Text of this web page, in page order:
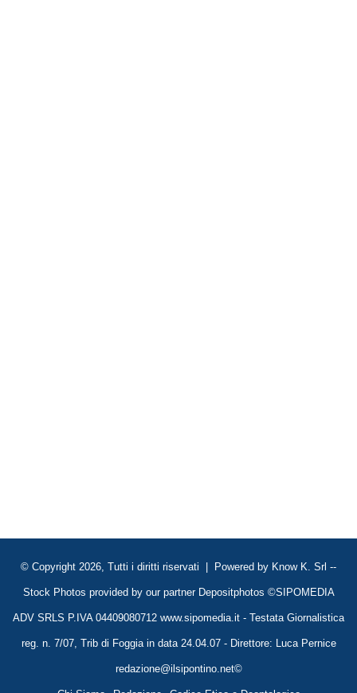
© Copyright 2026, Tutti i diritti riservati | Powered by Know K. Srl --
Stock Photos provided by our partner Depositphotos ©SIPOMEDIA
ADV SRLS P.IVA 04409080712 www.sipomedia.it - Testata Giornalistica
reg. n. 7/07, Trib di Foggia in data 24.04.07 - Direttore: Luca Pernice
redazione@ilsipontino.net©